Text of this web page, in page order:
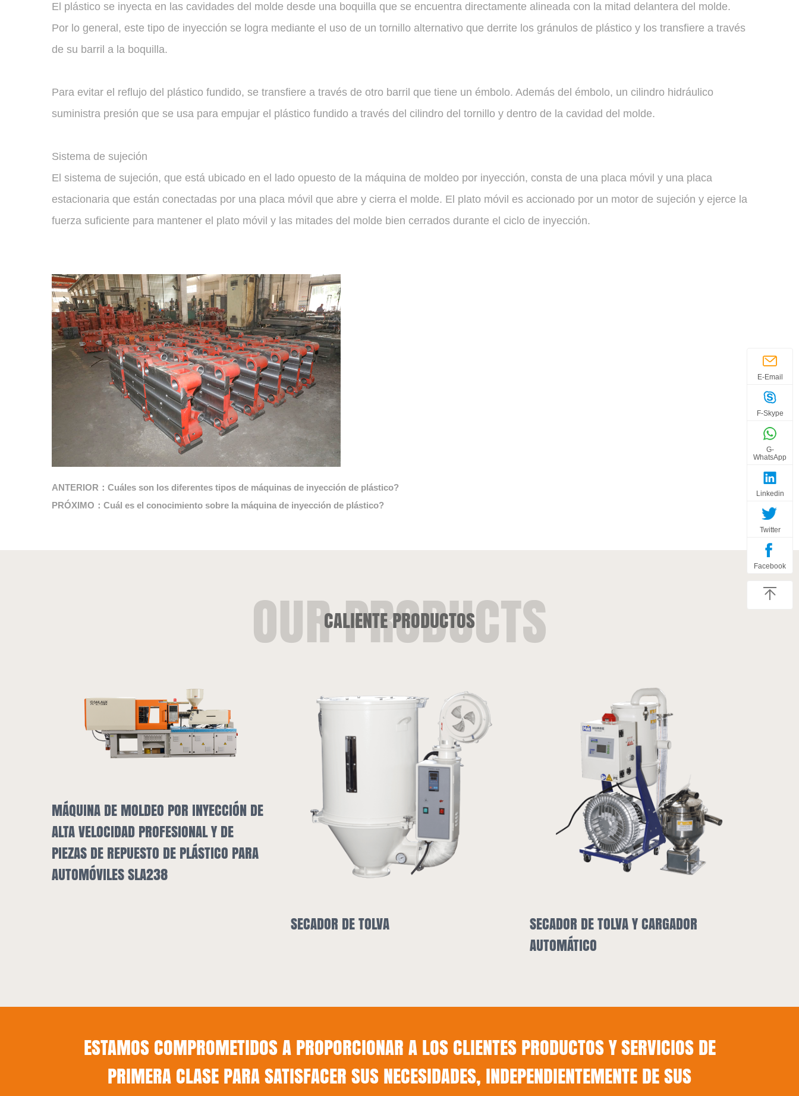
El plástico se inyecta en las cavidades del molde desde una boquilla que se encuentra directamente alineada con la mitad delantera del molde.
Por lo general, este tipo de inyección se logra mediante el uso de un tornillo alternativo que derrite los gránulos de plástico y los transfiere a través
de su barril a la boquilla.
Para evitar el reflujo del plástico fundido, se transfiere a través de otro barril que tiene un émbolo. Además del émbolo, un cilindro hidráulico
suministra presión que se usa para empujar el plástico fundido a través del cilindro del tornillo y dentro de la cavidad del molde.
Sistema de sujeción
El sistema de sujeción, que está ubicado en el lado opuesto de la máquina de moldeo por inyección, consta de una placa móvil y una placa
estacionaria que están conectadas por una placa móvil que abre y cierra el molde. El plato móvil es accionado por un motor de sujeción y ejerce la
fuerza suficiente para mantener el plato móvil y las mitades del molde bien cerrados durante el ciclo de inyección.
ANTERIOR：Cuáles son los diferentes tipos de máquinas de inyección de plástico?
PRÓXIMO：Cuál es el conocimiento sobre la máquina de inyección de plástico?
CALIENTE PRODUCTOS
POR INYECCIÓN DE
Y DE
DE PLÁSTICO PARA
SECADOR DE TOLVA Y CARGADOR
ENFRIADOR INDUSTRIAL
ESTAMOS COMPROMETIDOS A PROPORCIONAR A LOS CLIENTES PRODUCTOS Y SERVICIOS DE
PRIMERA CLASE PARA SATISFACER SUS NECESIDADES, INDEPENDIENTEMENTE DE SUS
E-Email
F-Skype
G-
WhatsApp
Linkedin
Twitter
Facebook